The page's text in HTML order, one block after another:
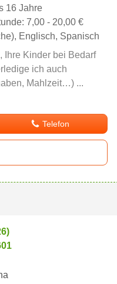
16 Jahre
7,00 - 20,00 €
Englisch, Spanisch
Ihre Kinder bei Bedarf
ich auch
Mahlzeit…) ...
Telefon